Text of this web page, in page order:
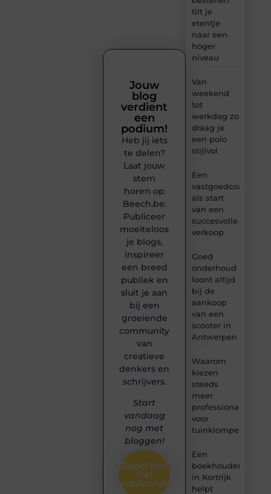
tilt je
etentje
naar een
hoger
niveau
Van
weekend
tot
werkdag zo
draag je
een polo
stijlvol
Een
vastgoedcoach
als start
van een
succesvolle
verkoop
Goed
onderhoud
loont altijd
bij de
aankoop
van een
scooter in
Antwerpen
Waarom
kiezen
steeds
meer
professionals
voor
tuinklompen?
Een
boekhouder
in Kortrijk
helpt
Jouw
blog
verdient
een
podium!
Heb jij iets
te delen?
Laat jouw
stem
horen op
Beech.be.
Publiceer
moeiteloos
je blogs,
inspireer
een breed
publiek en
sluit je aan
bij een
groeiende
community
van
creatieve
denkers en
schrijvers.
Start
vandaag
nog met
bloggen!
Begin hier
met
publiceren